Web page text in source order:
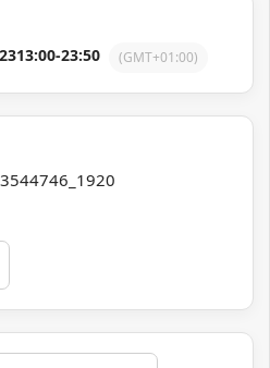
13:00-23:50 (GMT+01:00)